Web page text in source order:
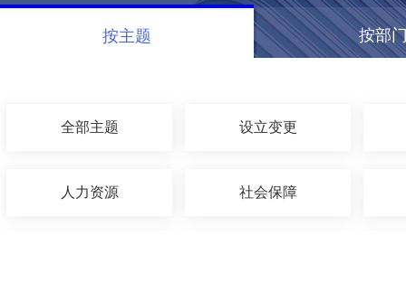
按主题 按部
全部主题 设立变更
人力资源 社会保障